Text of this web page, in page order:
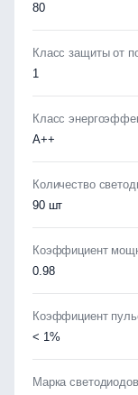
80
Класс защиты от
1
Класс
А++
Количество
90 шт
Коэффициент
0.98
Коэффициент
< 1%
Марка светодиодов